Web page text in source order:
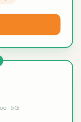
· 5G